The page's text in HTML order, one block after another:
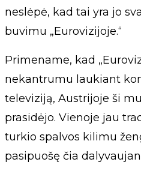
neslėpė, kad tai yra jo
buvimu „Eurovizijoje.“
Primename, kad
nekantrumu laukiant
televiziją, Austrijoje ši
prasidėjo. Vienoje jau
turkio spalvos kilimu
pasipuošę čia